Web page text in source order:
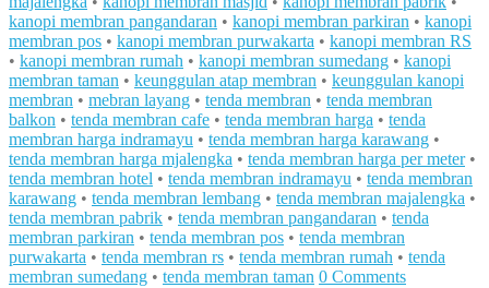
kanopi membran pangandaran • kanopi membran parkiran • kanopi
membran pos • kanopi membran purwakarta • kanopi membran RS
• kanopi membran rumah • kanopi membran sumedang • kanopi
membran taman • keunggulan atap membran • keunggulan kanopi
membran • mebran layang • tenda membran • tenda membran
balkon • tenda membran cafe • tenda membran harga • tenda
membran harga indramayu • tenda membran harga karawang •
tenda membran harga mjalengka • tenda membran harga per meter•
tenda membran hotel • tenda membran indramayu • tenda membran
karawang • tenda membran lembang • tenda membran majalengka •
tenda membran pabrik • tenda membran pangandaran • tenda
membran parkiran • tenda membran pos • tenda membran
purwakarta • tenda membran rs • tenda membran rumah • tenda
membran sumedang • tenda membran taman 0 Comments